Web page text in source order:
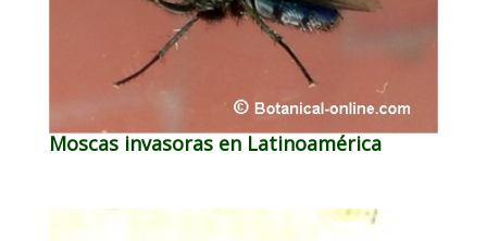
Moscas invasoras en Latinoamérica